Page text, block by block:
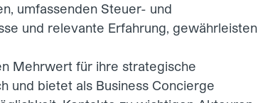
umfassenden Steuer- und
und relevante Erfahrung, gewährleisten
Mehrwert für ihre strategische
und bietet als Business Concierge